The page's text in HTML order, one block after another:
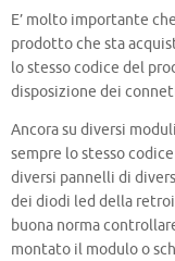
E’ molto importante
prodotto che sta
lo stesso codice del
disposizione dei
Ancora su diversi
sempre lo stesso
diversi pannelli di
dei diodi led della
buona norma
montato il modulo o